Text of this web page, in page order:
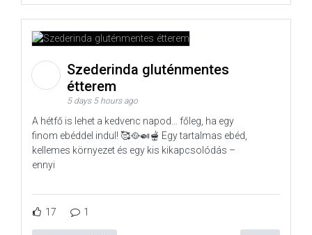
Szederinda gluténmentes
étterem
5 days 5 hours ago
A hétfő is lehet a kedvenc napod… főleg, ha egy
finom ebéddel indul! 🥰🥘🍛🫕 Egy tartalmas ebéd,
kellemes környezet és egy kis kikapcsolódás –
ennyi
17 1